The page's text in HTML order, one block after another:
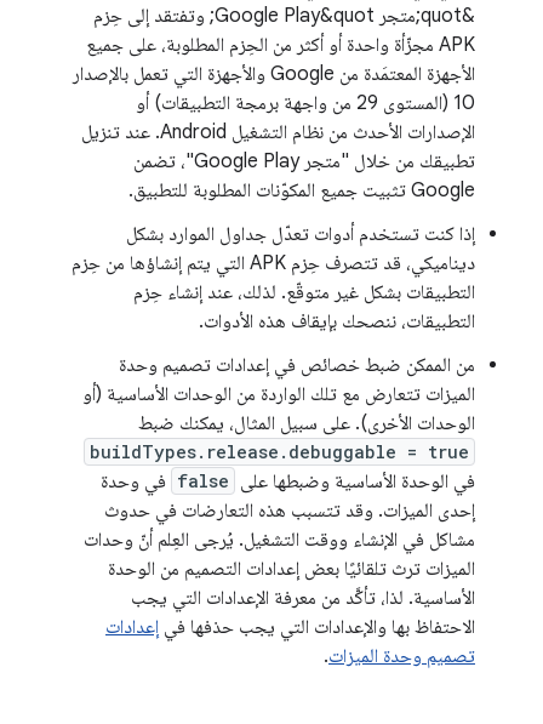
&quot;متجر Google Play&quot; وتفتقد إلى حِزم
APK مجزّأة واحدة أو أكثر من الحِزم المطلوبة، على جميع
الأجهزة المعتمَدة من Google والأجهزة التي تعمل بالإصدار
10 (المستوى 29 من واجهة برمجة التطبيقات) أو
الإصدارات الأحدث من نظام التشغيل Android. عند تنزيل
تطبيقك من خلال "متجر Google Play"، تضمن
Google تثبيت جميع المكوّنات المطلوبة للتطبيق.
إذا كنت تستخدم أدوات تعدّل جداول الموارد بشكل
ديناميكي، قد تتصرف حِزم APK التي يتم إنشاؤها من حِزم
التطبيقات بشكل غير متوقّع. لذلك، عند إنشاء حِزم
التطبيقات، ننصحك بإيقاف هذه الأدوات.
من الممكن ضبط خصائص في إعدادات تصميم وحدة
الميزات تتعارض مع تلك الواردة من الوحدات الأساسية (أو
الوحدات الأخرى). على سبيل المثال، يمكنك ضبط
buildTypes.release.debuggable = true
في الوحدة الأساسية وضبطها على false في وحدة
إحدى الميزات. وقد تتسبب هذه التعارضات في حدوث
مشاكل في الإنشاء ووقت التشغيل. يُرجى العِلم أنّ وحدات
الميزات ترث تلقائيًا بعض إعدادات التصميم من الوحدة
الأساسية. لذا، تأكَّد من معرفة الإعدادات التي يجب
الاحتفاظ بها والإعدادات التي يجب حذفها في إعدادات
تصميم وحدة الميزات.